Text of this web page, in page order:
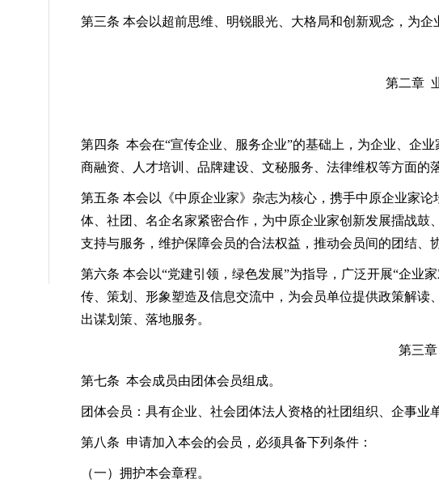
第三条 本会以超前思维、明锐眼光、大格局和创新观念，为企
第二章
第四条 本会在“宣传企业、服务企业”的基础上，为企业、企
商融资、人才培训、品牌建设、文秘服务、法律维权等方面的
第五条 本会以《中原企业家》杂志为核心，携手中原企业家
体、社团、名企名家紧密合作，为中原企业家创新发展擂战
支持与服务，维护保障会员的合法权益，推动会员间的团结、
第六条 本会以“党建引领，绿色发展”为指导，广泛开展“企业
传、策划、形象塑造及信息交流中，为会员单位提供政策解读
出谋划策、落地服务。
第三
第七条 本会成员由团体会员组成。
团体会员：具有企业、社会团体法人资格的社团组织、企事业
第八条 申请加入本会的会员，必须具备下列条件：
（一）拥护本会章程。